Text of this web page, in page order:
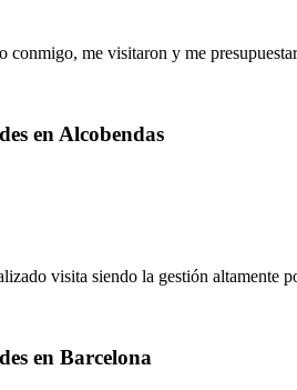
conmigo, me visitaron y me
en Alcobendas
visita siendo la gestión altamente
en Barcelona